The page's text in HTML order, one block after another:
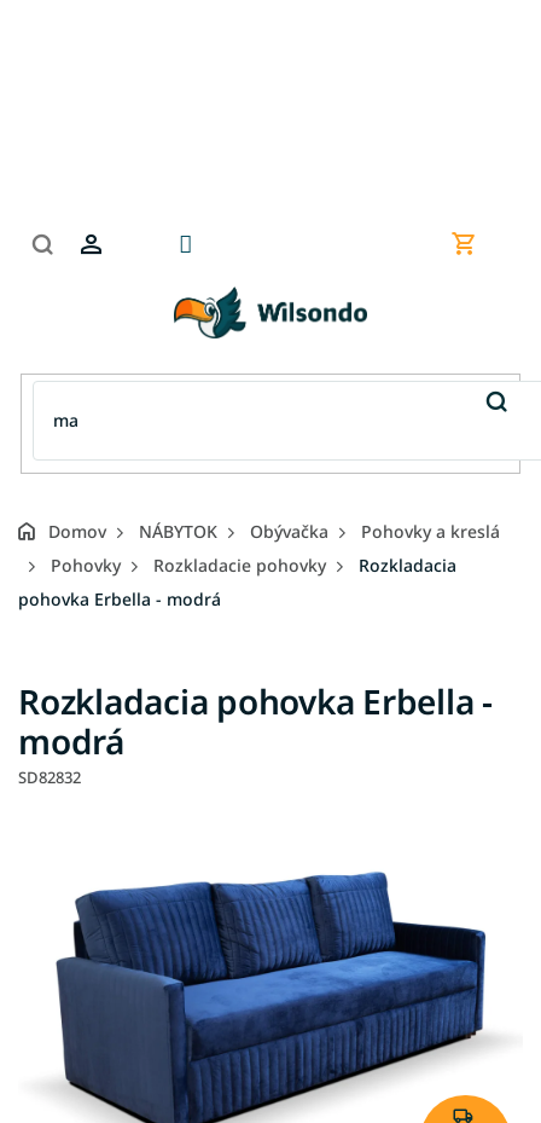
Domov NÁBYTOK Obývačka
Pohovky a kreslá
Pohovky
Rozkladacie pohovky
Rozkladacia
pohovka Erbella - modrá
Rozkladacia pohovka Erbella -
modrá
SD82832